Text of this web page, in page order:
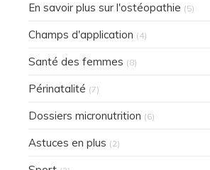
En savoir plus sur l'ostéopathie (5)
Champs d'application (4)
Santé des femmes (8)
Périnatalité (7)
Dossiers micronutrition (6)
Astuces en plus (2)